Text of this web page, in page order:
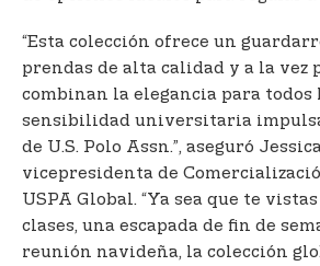
“Esta colección ofrece un
prendas de alta calidad y a la vez
combinan la elegancia para todos
sensibilidad universitaria
de U.S. Polo Assn.”, aseguró
vicepresidenta de
USPA Global. “Ya sea que te
clases, una escapada de fin de
reunión navideña, la colección